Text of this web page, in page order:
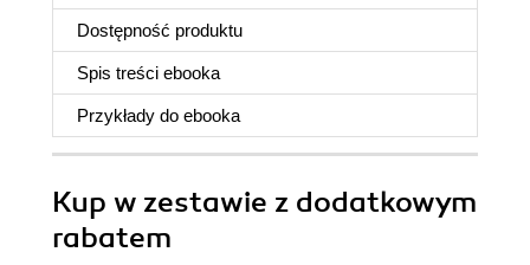
Dostępność produktu
Spis treści ebooka
Przykłady do ebooka
Kup w zestawie z dodatkowym
rabatem